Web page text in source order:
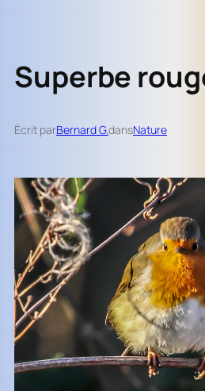
Superbe
Écrit parBernard G.dansNature